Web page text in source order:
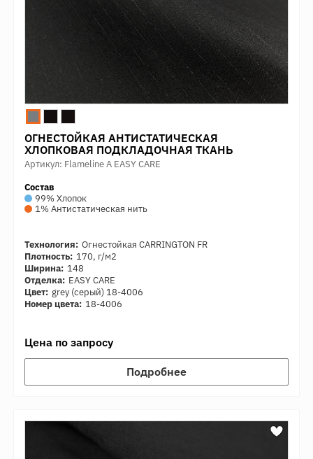
ОГНЕСТОЙКАЯ АНТИСТАТИЧЕСКАЯ
ХЛОПКОВАЯ ПОДКЛАДОЧНАЯ ТКАНЬ
Артикул: Flameline A EASY CARE
Состав
99% Хлопок
1% Антистатическая нить
Технология: Огнестойкая CARRINGTON FR
Плотность: 170, г/м2
Ширина: 148
Отделка: EASY CARE
Цвет: grеy (серый) 18-4006
Номер цвета: 18-4006
Цена по запросу
Подробнее